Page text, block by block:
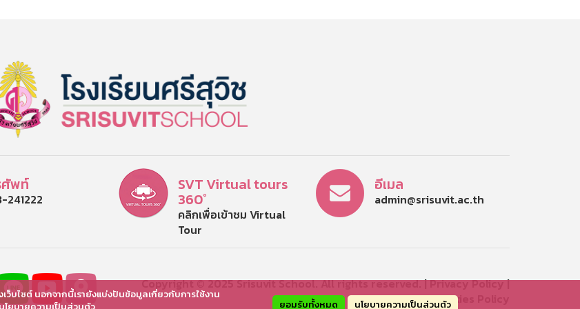
ศัพท์
241222
SVT Virtual tours
360°
คลิกเพื่อเข้าชม Virtual
Tour
อีเมล
admin@srisuvit.ac.th
Copyright © 2025 Srisuvit School. All rights reserved. |Privacy Policy|
Cookies Policy
ว็บไซต์ นอกจากนี้เรายังแบ่งปันข้อมูลเกี่ยวกับการใช้งาน
ยอมรับทั้งหมด นโยบายความเป็นส่วนตัว